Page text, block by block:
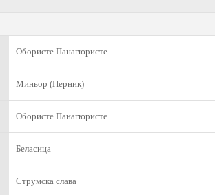
Обористе Панагюристе
Миньор (Перник)
Обористе Панагюристе
Беласица
Струмска слава